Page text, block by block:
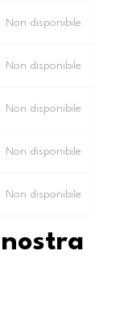
Non disponibile
Non disponibile
Non disponibile
Non disponibile
Non disponibile